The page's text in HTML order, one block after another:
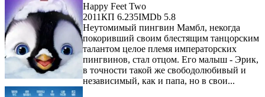
Happy Feet Two
2011КП 6.235IMDb 5.8
Неутомимый пингвин Мамбл, некогда
покоривший своим блестящим танцорским
талантом целое племя императорских
пингвинов, стал отцом. Его малыш - Эрик,
в точности такой же свободолюбивый и
независимый, как и папа, но в свои...